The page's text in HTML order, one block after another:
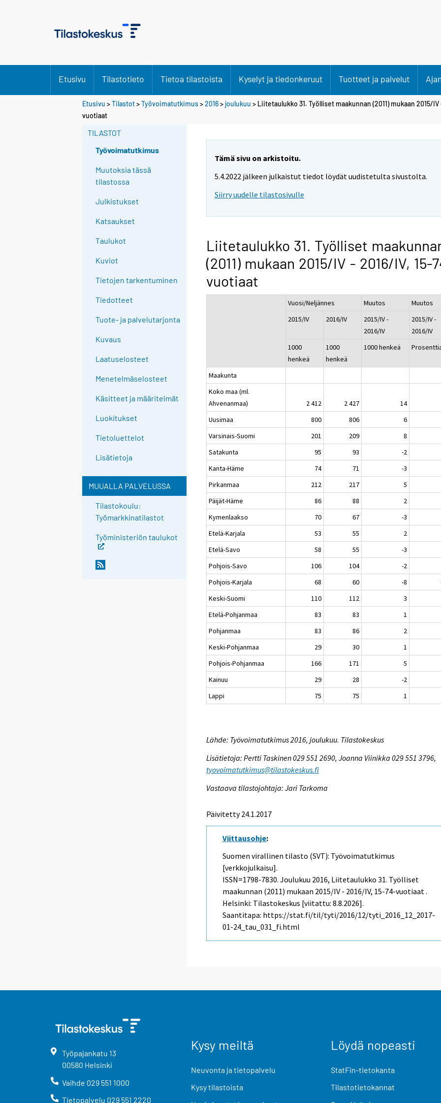
Etusivu Tilastotieto Tietoa tilastoista Kyselyt ja tiedonkeruut Tuotteet ja palvelut
Etusivu >Tilastot>Työvoimatutkimus>2016> joulukuu > Liitetaulukko 31. Työlliset maakunnan (2011) mukaan 2015/IV
vuotiaat
TILASTOT
Työvoimatutkimus
Muutoksia tässä
tilastossa
Julkistukset
Katsaukset
Taulukot
Kuviot
Tietojen tarkentuminen
Tiedotteet
Tuote- ja palvelutarjonta
Kuvaus
Laatuselosteet
Menetelmäselosteet
Käsitteet ja määritelmät
Luokitukset
Tietoluettelot
Lisätietoja
MUUALLA PALVELUSSA
Tilastokoulu:
Työmarkkinatilastot
Työministeriön taulukot
Tämä sivu on arkistoitu.
5.4.2022 jälkeen julkaistut tiedot löydät uudistetulta sivustolta.
Siirry uudelle tilastosivulle
Liitetaulukko 31. Työlliset
(2011) mukaan 2015/IV - 2016/IV, 15-
vuotiaat
Vuosi/Neljännes Muutos
Muutos
2015/IV
2016/IV
2015/IV -
2016/IV
2015/IV -
2016/IV
1000
henkeä
1000
henkeä
1000 henkeä
Maakunta
Koko maa (ml.
Ahvenanmaa)
2 412 2 427 14
Uusimaa
800 806 6
Varsinais-Suomi
201 209 8
Satakunta
95 93 -2
Kanta-Häme
74 71 -3
Pirkanmaa
212 217 5
Päijät-Häme
86 88 2
Kymenlaakso
70 67 -3
Etelä-Karjala
53 55 2
Etelä-Savo
58 55 -3
Pohjois-Savo
106 104 -2
Pohjois-Karjala
68 60 -8
Keski-Suomi
110 112 3
Etelä-Pohjanmaa
83 83 1
Pohjanmaa
83 86 2
Keski-Pohjanmaa
29 30 1
Pohjois-Pohjanmaa
166 171 5
Kainuu
29 28 -2
Lappi
75 75 1
Lähde: Työvoimatutkimus 2016, joulukuu. Tilastokeskus
Lisätietoja: Pertti Taskinen 029 551 2690, Joanna Viinikka 029 551 3796,
tyovoimatutkimus@tilastokeskus.fi
Vastaava tilastojohtaja: Jari Tarkoma
Päivitetty 24.1.2017
Viittausohje:
Suomen virallinen tilasto (SVT): Työvoimatutkimus
[verkkojulkaisu].
ISSN=1798-7830.Joulukuu 2016, Liitetaulukko 31. Työlliset
maakunnan (2011) mukaan 2015/IV - 2016/IV, 15-74-vuotiaat .
Helsinki: Tilastokeskus [viitattu: 8.8.2026].
Saantitapa: https://stat.fi/til/tyti/2016/12/tyti_2016_12_2017-
01-24_tau_031_fi.html
Työpajankatu 13
00580 Helsinki
Vaihde 029 551 1000
Tietopalvelu 029 551 2220
Kysy meiltä
Neuvonta ja tietopalvelu
Kysy tilastoista
Löydä nopeasti
StatFin-tietokanta
Tilastotietokannat